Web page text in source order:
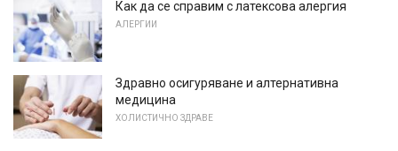
Как да се справим с латексова алергия
АЛЕРГИИ
Здравно осигуряване и алтернативна
медицина
ХОЛИСТИЧНО ЗДРАВЕ